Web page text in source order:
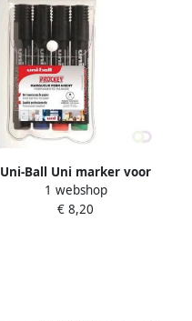
Uni-Ball Uni marker voor
flipchart Prockey PM-122
etui met 4 stuks
1 webshop
€ 8,20